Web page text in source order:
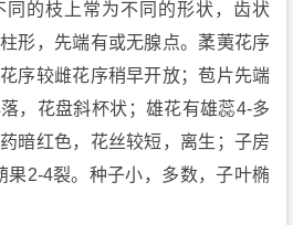
同的枝上常为不同的形状，齿状
形，先端有或无腺点。葇荑花序
序较雌花序稍早开放；苞片先端
，花盘斜杯状；雄花有雄蕊4-多
暗红色，花丝较短，离生；子房
果2-4裂。种子小，多数，子叶椭